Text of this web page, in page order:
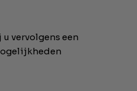
vervolgens een